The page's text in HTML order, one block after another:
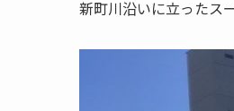
新町川沿いに立ったス